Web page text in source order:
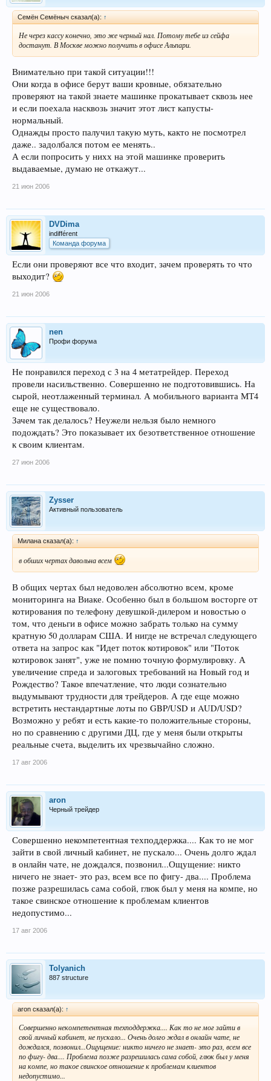
Семён Семёныч сказал(а): ↑
Не через кассу конечно, это же черный нал. Потому тебе из сейфа
достанут. В Москве можно получить в офисе Альпари.
Внимательно при такой ситуации!!!
Они когда в офисе берут ваши кровные, обязательно
проверяют на такой знаете машинке прокатывает сквозь нее
и если поехала насквозь значит этот лист капусты-
нормальный.
Однажды просто палучил такую муть, както не посмотрел
даже.. задолбался потом ее менять..
А если попросить у нихх на этой машинке проверить
выдаваемые, думаю не откажут...
21 июн 2006
DVDima
indifférent
Команда форума
Если они проверяют все что входит, зачем проверять то что
выходит?
21 июн 2006
nen
Профи форума
Не понравился переход с 3 на 4 метатрейдер. Переход
провели насильственно. Совершенно не подготовившись. На
сырой, неотлаженный терминал. А мобильного варианта МТ4
еще не существовало.
Зачем так делалось? Неужели нельзя было немного
подождать? Это показывает их безответственное отношение
к своим клиентам.
27 июн 2006
Zysser
Активный пользователь
Милана сказал(а): ↑
в обших чертах давольна всем
В общих чертах был недоволен абсолютно всем, кроме
мониторинга на Виаке. Особенно был в большом восторге от
котирования по телефону девушкой-дилером и новостью о
том, что деньги в офисе можно забрать только на сумму
кратную 50 долларам США. И нигде не встречал следующего
ответа на запрос как "Идет поток котировок" или "Поток
котировок занят", уже не помню точную формулировку. А
увеличение спреда и залоговых требований на Новый год и
Рождество? Такое впечатление, что люди сознательно
выдумывают трудности для трейдеров. А где еще можно
встретить нестандартные лоты по GBP/USD и AUD/USD?
Возможно у ребят и есть какие-то положительные стороны,
но по сравнению с другими ДЦ, где у меня были открыты
реальные счета, выделить их чрезвычайно сложно.
17 авг 2006
aron
Черный трейдер
Совершенно некомпетентная техподдержка.... Как то не мог
зайти в свой личный кабинет, не пускало... Очень долго ждал
в онлайн чате, не дождался, позвонил...Ощущение: никто
ничего не знает- это раз, всем все по фигу- два.... Проблема
позже разрешилась сама собой, глюк был у меня на компе, но
такое свинское отношение к проблемам клиентов
недопустимо...
17 авг 2006
Tolyanich
887 structure
aron сказал(а): ↑
Совершенно некомпетентная техподдержка.... Как то не мог зайти в
свой личный кабинет, не пускало... Очень долго ждал в онлайн чате, не
дождался, позвонил...Ощущение: никто ничего не знает- это раз, всем все
по фигу- два.... Проблема позже разрешилась сама собой, глюк был у меня
на компе, но такое свинское отношение к проблемам клиентов
недопустимо...